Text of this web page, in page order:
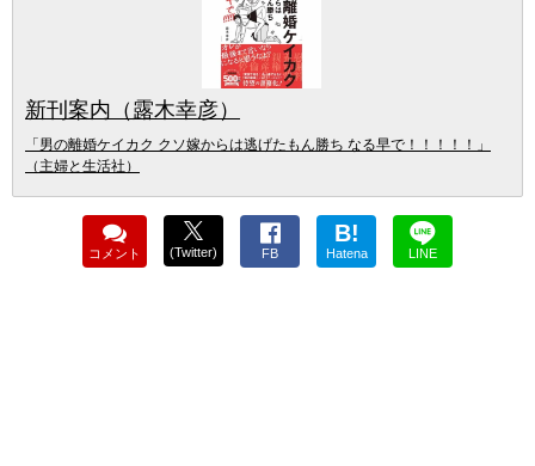
新刊案内（露木幸彦）
「男の離婚ケイカク クソ嫁からは逃げたもん勝ち なる早で！！！！！」
（主婦と生活社）
コメント (Twitter) FB
B!
Hatena LINE